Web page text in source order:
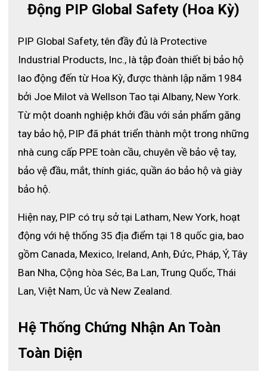
Găng tay chống hóa chất MaxiChem 76-830
1. Giới thiệu về găng tay chống hóa
chất MaxiChem 76-830
Trong các môi trường thường xuyên tiếp xúc với hóa
chất, dung môi hoặc chất lỏng nguy hại, việc trang bị
găng tay chống hóa chất đạt chuẩn là yếu tố bắt buộc
để đảm bảo an toàn cho người lao động. MaxiChem 76-
830 được phát triển nhằm mang đến khả năng bảo vệ
hoạt và cảm giác cầm nắm tốt khi thao tác.
Sản phẩm thuộc dòng MaxiChem nổi tiếng của PIP,
được sử dụng rộng rãi trong công nghiệp hóa chất, sản
Động PIP Global Safety (Hoa Kỳ)
PIP Global Safety, tên đầy đủ là Protective
Industrial Products, Inc., là tập đoàn thiết bị bảo hộ
lao động đến từ Hoa Kỳ, được thành lập năm 1984
bởi Joe Milot và Wellson Tao tại Albany, New York.
Từ một doanh nghiệp khởi đầu với sản phẩm găng
tay bảo hộ, PIP đã phát triển thành một trong những
nhà cung cấp PPE toàn cầu, chuyên về bảo vệ tay,
bảo vệ đầu, mắt, thính giác, quần áo bảo hộ và giày
bảo hộ.
Hiện nay, PIP có trụ sở tại Latham, New York, hoạt
động với hệ thống 35 địa điểm tại 18 quốc gia, bao
gồm Canada, Mexico, Ireland, Anh, Đức, Pháp, Ý, Tây
Ban Nha, Cộng hòa Séc, Ba Lan, Trung Quốc, Thái
Lan, Việt Nam, Úc và New Zealand.
Hệ Thống Chứng Nhận An Toàn
Toàn Diện